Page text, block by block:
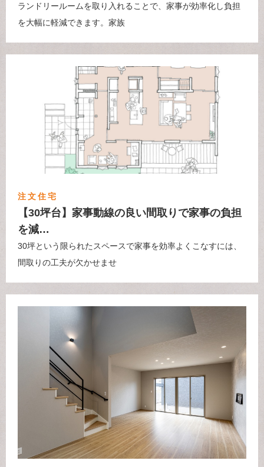
ランドリールームを取り入れることで、家事が効率化し負担
を大幅に軽減できます。家族
注文住宅
【30坪台】家事動線の良い間取りで家事の負担
を減…
30坪という限られたスペースで家事を効率よくこなすには、
間取りの工夫が欠かせませ